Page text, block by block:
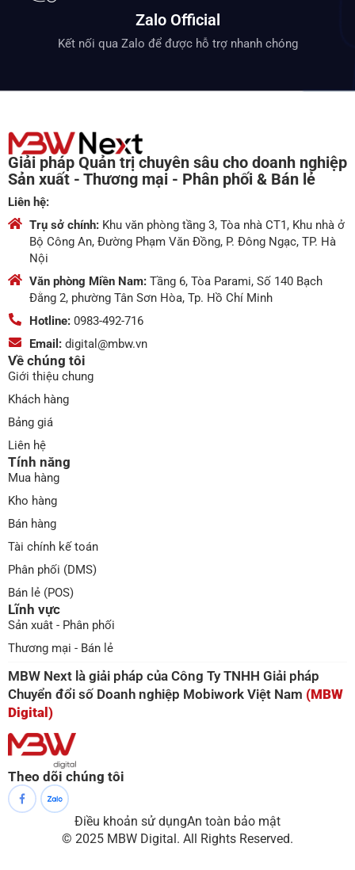
Zalo Official
Kết nối qua Zalo để được hỗ trợ nhanh chóng
Giải pháp Quản trị chuyên sâu cho doanh nghiệp
Sản xuất - Thương mại - Phân phối & Bán lẻ
Liên hệ:
Trụ sở chính: Khu văn phòng tầng 3, Tòa nhà CT1, Khu nhà ở
Bộ Công An, Đường Phạm Văn Đồng, P. Đông Ngạc, TP. Hà
Nội
Văn phòng Miền Nam: Tầng 6, Tòa Parami, Số 140 Bạch
Đằng 2, phường Tân Sơn Hòa, Tp. Hồ Chí Minh
Hotline: 0983-492-716
Email: digital@mbw.vn
Về chúng tôi
Giới thiệu chung
Khách hàng
Bảng giá
Liên hệ
Tính năng
Mua hàng
Kho hàng
Bán hàng
Tài chính kế toán
Phân phối (DMS)
Bán lẻ (POS)
Lĩnh vực
Sản xuât - Phân phối
Thương mại - Bán lẻ
MBW Next là giải pháp của Công Ty TNHH Giải pháp
Chuyển đổi số Doanh nghiệp Mobiwork Việt Nam (MBW
Digital)
Theo dõi chúng tôi
© 2025 MBW Digital. All Rights Reserved.
Điều khoản sử dụngAn toàn bảo mật